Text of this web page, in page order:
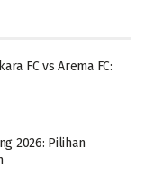
FC vs Arema FC:
2026: Pilihan